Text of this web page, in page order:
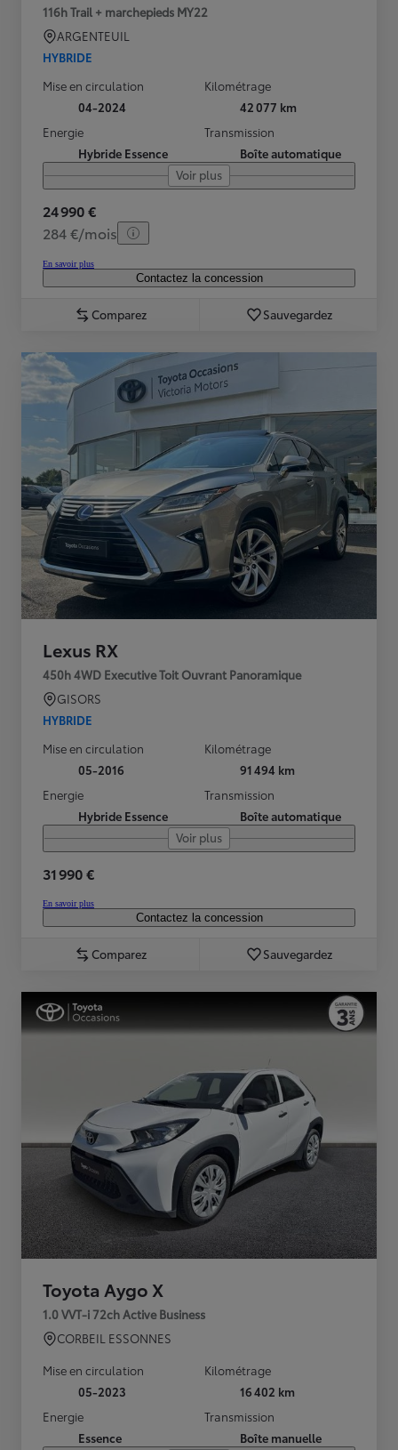
116h Trail + marchepieds MY22
ARGENTEUIL
HYBRIDE
Mise en circulation
04-2024
Kilométrage
42 077 km
Energie
Hybride Essence
Transmission
Boîte automatique
Voir plus
24 990 €
284 €/mois
En savoir plus
Contactez la concession
Comparez Sauvegardez
Lexus RX
450h 4WD Executive Toit Ouvrant Panoramique
GISORS
HYBRIDE
Mise en circulation
05-2016
Kilométrage
91 494 km
Energie
Hybride Essence
Transmission
Boîte automatique
Voir plus
31 990 €
En savoir plus
Contactez la concession
Comparez Sauvegardez
Toyota Aygo X
1.0 VVT-i 72ch Active Business
CORBEIL ESSONNES
Mise en circulation
05-2023
Kilométrage
16 402 km
Energie
Essence
Transmission
Boîte manuelle